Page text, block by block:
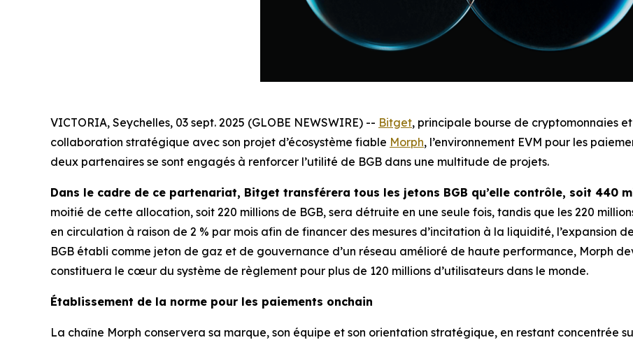
VICTORIA, Seychelles, 03 sept. 2025 (GLOBE NEWSWIRE) -- Bitget, principale bourse de cryptomonnaies
collaboration stratégique avec son projet d’écosystème fiable Morph, l’environnement EVM pour les
deux partenaires se sont engagés à renforcer l’utilité de BGB dans une multitude de projets.
Dans le cadre de ce partenariat, Bitget transférera tous les jetons BGB qu’elle contrôle, soit 440
moitié de cette allocation, soit 220 millions de BGB, sera détruite en une seule fois, tandis que les 220
en circulation à raison de 2 % par mois afin de financer des mesures d’incitation à la liquidité, l’expansion
BGB établi comme jeton de gaz et de gouvernance d’un réseau amélioré de haute performance, Morph
constituera le cœur du système de règlement pour plus de 120 millions d’utilisateurs dans le monde.
Établissement de la norme pour les paiements onchain
La chaîne Morph conservera sa marque, son équipe et son orientation stratégique, en restant concentrée